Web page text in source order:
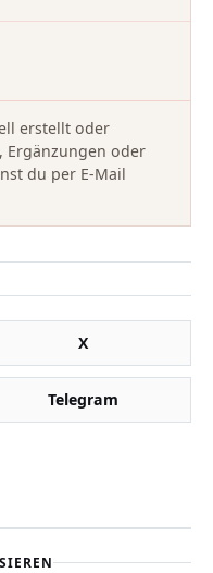
erstellt oder
Ergänzungen oder
du per E-Mail
X
Telegram